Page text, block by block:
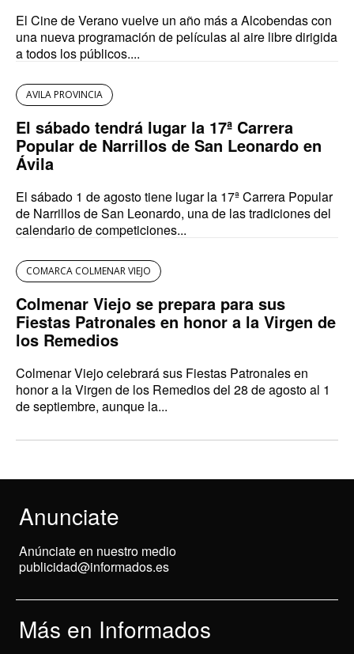
El Cine de Verano vuelve un año más a Alcobendas con
una nueva programación de películas al aire libre dirigida
a todos los públicos....
AVILA PROVINCIA
El sábado tendrá lugar la 17ª Carrera
Popular de Narrillos de San Leonardo en
Ávila
El sábado 1 de agosto tiene lugar la 17ª Carrera Popular
de Narrillos de San Leonardo, una de las tradiciones del
calendario de competiciones...
COMARCA COLMENAR VIEJO
Colmenar Viejo se prepara para sus
Fiestas Patronales en honor a la Virgen de
los Remedios
Colmenar Viejo celebrará sus Fiestas Patronales en
honor a la Virgen de los Remedios del 28 de agosto al 1
de septiembre, aunque la...
Anunciate
Anúnciate en nuestro medio
publicidad@informados.es
Más en Informados